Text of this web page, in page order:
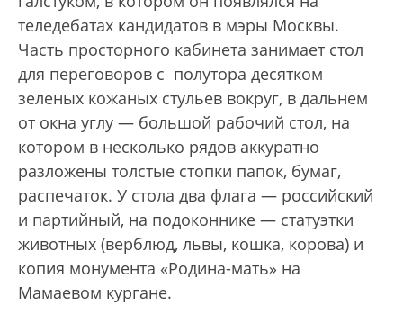
теледебатах кандидатов в мэры Москвы.
Часть просторного кабинета занимает стол
для переговоров с полутора десятком
зеленых кожаных стульев вокруг, в дальнем
от окна углу — большой рабочий стол, на
котором в несколько рядов аккуратно
разложены толстые стопки папок, бумаг,
распечаток. У стола два флага — российский
и партийный, на подоконнике — статуэтки
животных (верблюд, львы, кошка, корова) и
копия монумента «Родина-мать» на
Мамаевом кургане.